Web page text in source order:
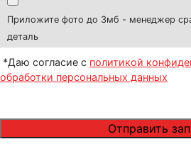
Приложите фото до 3мб - менеджер
деталь
*Даю согласие с политикой
обработки персональных данных